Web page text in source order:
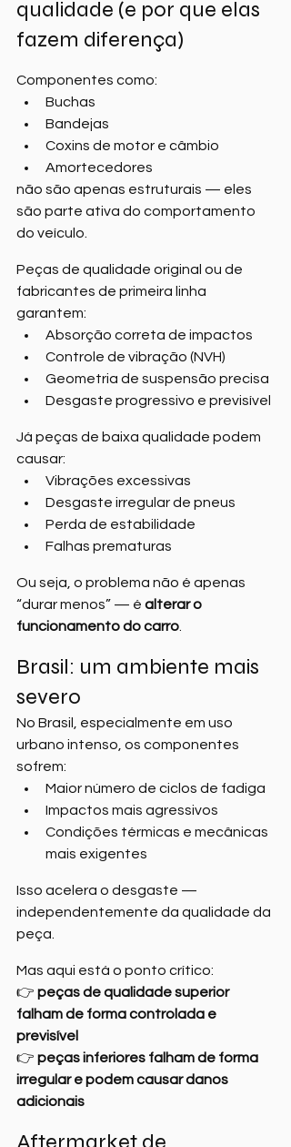
qualidade (e por que elas
fazem diferença)
Componentes como:
Buchas
Bandejas
Coxins de motor e câmbio
Amortecedores
não são apenas estruturais — eles
são parte ativa do comportamento
do veículo.
Peças de qualidade original ou de
fabricantes de primeira linha
garantem:
Absorção correta de impactos
Controle de vibração (NVH)
Geometria de suspensão precisa
Desgaste progressivo e previsível
Já peças de baixa qualidade podem
causar:
Vibrações excessivas
Desgaste irregular de pneus
Perda de estabilidade
Falhas prematuras
Ou seja, o problema não é apenas
“durar menos” — é alterar o
funcionamento do carro.
Brasil: um ambiente mais
severo
No Brasil, especialmente em uso
urbano intenso, os componentes
sofrem:
Maior número de ciclos de fadiga
Impactos mais agressivos
Condições térmicas e mecânicas
mais exigentes
Isso acelera o desgaste —
independentemente da qualidade da
peça.
Mas aqui está o ponto crítico:
👉 peças de qualidade superior
falham de forma controlada e
previsível
👉 peças inferiores falham de forma
irregular e podem causar danos
adicionais